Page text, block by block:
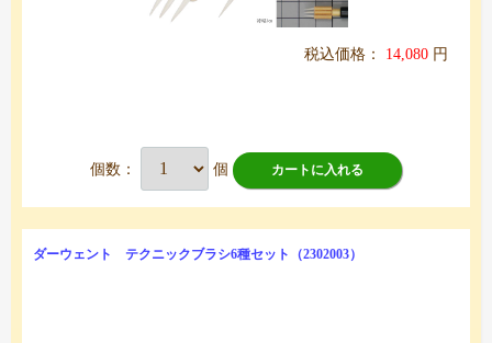
税込価格： 14,080 円
個数： 個 カートに入れる
ダーウェント テクニックブラシ6種セット（2302003）